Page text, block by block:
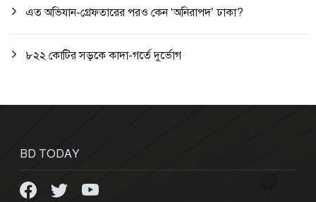
এত অভিযান-গ্রেফতারের পরও কেন ‘অনিরাপদ’ ঢাকা?
৮২২ কোটির সড়কে কাদা-গর্তে দুর্ভোগ
BD TODAY